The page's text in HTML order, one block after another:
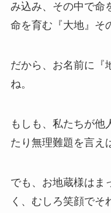
み込み、その中で命
命を育む『大地』そ
だから、お名前に『
ね。
もしも、私たちが他
たり無理難題を言え
でも、お地蔵様はま
く、むしろ笑顔でそ